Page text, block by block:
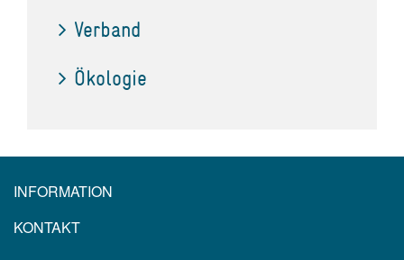
Verband
Ökologie
INFORMATION
KONTAKT